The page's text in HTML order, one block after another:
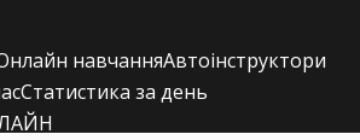
навчанняАвтоінструктори
Статистика за день